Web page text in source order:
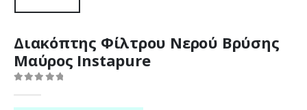
Διακόπτης Φίλτρου Νερού Βρύσης
Μαύρος Instapure